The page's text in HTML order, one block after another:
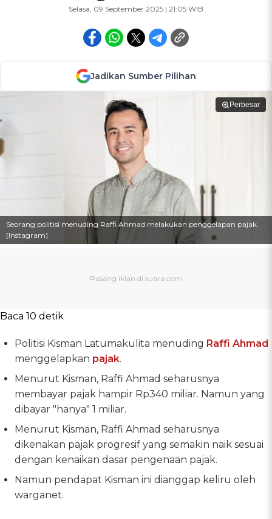
Selasa, 09 September 2025 | 21:05 WIB
Jadikan Sumber Pilihan
Perbesar
Seorang politisi menuding Raffi Ahmad melakukan penggelapan pajak.
[Instagram]
Baca 10 detik
Politisi Kisman Latumakulita menuding Raffi Ahmad
menggelapkan pajak.
Menurut Kisman, Raffi Ahmad seharusnya
membayar pajak hampir Rp340 miliar. Namun yang
dibayar "hanya" 1 miliar.
Menurut Kisman, Raffi Ahmad seharusnya
dikenakan pajak progresif yang semakin naik sesuai
dengan kenaikan dasar pengenaan pajak.
Namun pendapat Kisman ini dianggap keliru oleh
warganet.